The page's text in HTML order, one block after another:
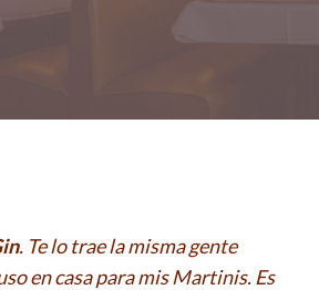
. Te lo trae la misma gente
en casa para mis Martinis. Es